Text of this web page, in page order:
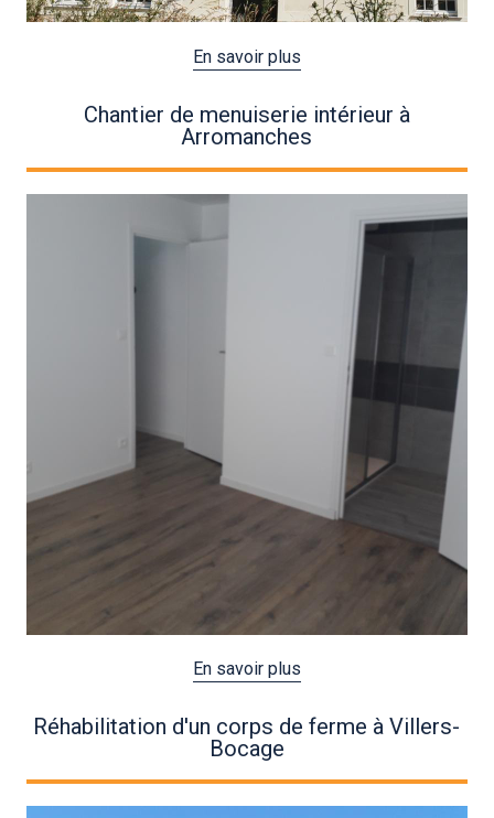
En savoir plus
Chantier de menuiserie intérieur à
Arromanches
En savoir plus
Réhabilitation d'un corps de ferme à Villers-
Bocage